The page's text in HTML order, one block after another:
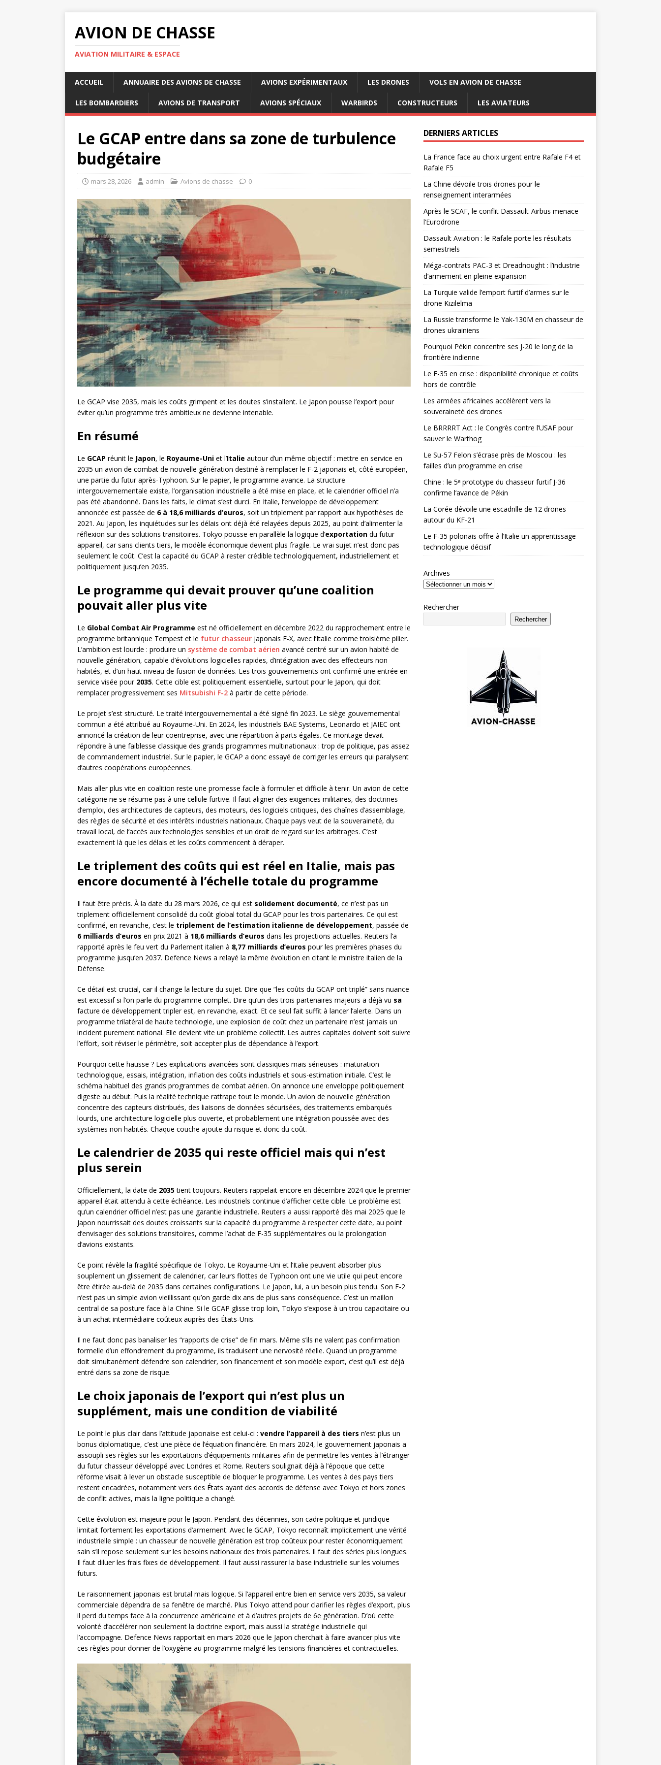
AVION DE CHASSE
AVIATION MILITAIRE & ESPACE
ACCUEIL ANNUAIRE DES AVIONS DE CHASSE AVIONS EXPÉRIMENTAUX LES DRONES VOLS EN AVION DE CHASSE
LES BOMBARDIERS AVIONS DE TRANSPORT AVIONS SPÉCIAUX WARBIRDS CONSTRUCTEURS LES AVIATEURS
Le GCAP entre dans sa zone de turbulence
budgétaire
mars 28, 2026 admin Avions de chasse 0
Le GCAP vise 2035, mais les coûts grimpent et les doutes s’installent. Le Japon pousse l’export pour
éviter qu’un programme très ambitieux ne devienne intenable.
En résumé
Le GCAP réunit le Japon, le Royaume-Uni et l’Italie autour d’un même objectif : mettre en service en
2035 un avion de combat de nouvelle génération destiné à remplacer le F-2 japonais et, côté européen,
une partie du futur après-Typhoon. Sur le papier, le programme avance. La structure
intergouvernementale existe, l’organisation industrielle a été mise en place, et le calendrier officiel n’a
pas été abandonné. Dans les faits, le climat s’est durci. En Italie, l’enveloppe de développement
annoncée est passée de 6 à 18,6 milliards d’euros, soit un triplement par rapport aux hypothèses de
2021. Au Japon, les inquiétudes sur les délais ont déjà été relayées depuis 2025, au point d’alimenter la
réflexion sur des solutions transitoires. Tokyo pousse en parallèle la logique d’exportation du futur
appareil, car sans clients tiers, le modèle économique devient plus fragile. Le vrai sujet n’est donc pas
seulement le coût. C’est la capacité du GCAP à rester crédible technologiquement, industriellement et
politiquement jusqu’en 2035.
Le programme qui devait prouver qu’une coalition
pouvait aller plus vite
Le Global Combat Air Programme est né officiellement en décembre 2022 du rapprochement entre le
programme britannique Tempest et le futur chasseur japonais F-X, avec l’Italie comme troisième pilier.
L’ambition est lourde : produire un système de combat aérien avancé centré sur un avion habité de
nouvelle génération, capable d’évolutions logicielles rapides, d’intégration avec des effecteurs non
habités, et d’un haut niveau de fusion de données. Les trois gouvernements ont confirmé une entrée en
service visée pour 2035. Cette cible est politiquement essentielle, surtout pour le Japon, qui doit
remplacer progressivement ses Mitsubishi F-2 à partir de cette période.
Le projet s’est structuré. Le traité intergouvernemental a été signé fin 2023. Le siège gouvernemental
commun a été attribué au Royaume-Uni. En 2024, les industriels BAE Systems, Leonardo et JAIEC ont
annoncé la création de leur coentreprise, avec une répartition à parts égales. Ce montage devait
répondre à une faiblesse classique des grands programmes multinationaux : trop de politique, pas assez
de commandement industriel. Sur le papier, le GCAP a donc essayé de corriger les erreurs qui paralysent
d’autres coopérations européennes.
Mais aller plus vite en coalition reste une promesse facile à formuler et difficile à tenir. Un avion de cette
catégorie ne se résume pas à une cellule furtive. Il faut aligner des exigences militaires, des doctrines
d’emploi, des architectures de capteurs, des moteurs, des logiciels critiques, des chaînes d’assemblage,
des règles de sécurité et des intérêts industriels nationaux. Chaque pays veut de la souveraineté, du
travail local, de l’accès aux technologies sensibles et un droit de regard sur les arbitrages. C’est
exactement là que les délais et les coûts commencent à déraper.
Le triplement des coûts qui est réel en Italie, mais pas
encore documenté à l’échelle totale du programme
Il faut être précis. À la date du 28 mars 2026, ce qui est solidement documenté, ce n’est pas un
triplement officiellement consolidé du coût global total du GCAP pour les trois partenaires. Ce qui est
confirmé, en revanche, c’est le triplement de l’estimation italienne de développement, passée de
6 milliards d’euros en prix 2021 à 18,6 milliards d’euros dans les projections actuelles. Reuters l’a
rapporté après le feu vert du Parlement italien à 8,77 milliards d’euros pour les premières phases du
programme jusqu’en 2037. Defence News a relayé la même évolution en citant le ministre italien de la
Défense.
Ce détail est crucial, car il change la lecture du sujet. Dire que “les coûts du GCAP ont triplé” sans nuance
est excessif si l’on parle du programme complet. Dire qu’un des trois partenaires majeurs a déjà vu sa
facture de développement tripler est, en revanche, exact. Et ce seul fait suffit à lancer l’alerte. Dans un
programme trilatéral de haute technologie, une explosion de coût chez un partenaire n’est jamais un
incident purement national. Elle devient vite un problème collectif. Les autres capitales doivent soit suivre
l’effort, soit réviser le périmètre, soit accepter plus de dépendance à l’export.
Pourquoi cette hausse ? Les explications avancées sont classiques mais sérieuses : maturation
technologique, essais, intégration, inflation des coûts industriels et sous-estimation initiale. C’est le
schéma habituel des grands programmes de combat aérien. On annonce une enveloppe politiquement
digeste au début. Puis la réalité technique rattrape tout le monde. Un avion de nouvelle génération
concentre des capteurs distribués, des liaisons de données sécurisées, des traitements embarqués
lourds, une architecture logicielle plus ouverte, et probablement une intégration poussée avec des
systèmes non habités. Chaque couche ajoute du risque et donc du coût.
Le calendrier de 2035 qui reste officiel mais qui n’est
plus serein
Officiellement, la date de 2035tient toujours. Reuters rappelait encore en décembre 2024 que le premier
appareil était attendu à cette échéance. Les industriels continue d’afficher cette cible. Le problème est
qu’un calendrier officiel n’est pas une garantie industrielle. Reuters a aussi rapporté dès mai 2025 que le
Japon nourrissait des doutes croissants sur la capacité du programme à respecter cette date, au point
d’envisager des solutions transitoires, comme l’achat de F-35 supplémentaires ou la prolongation
d’avions existants.
Ce point révèle la fragilité spécifique de Tokyo. Le Royaume-Uni et l’Italie peuvent absorber plus
souplement un glissement de calendrier, car leurs flottes de Typhoon ont une vie utile qui peut encore
être étirée au-delà de 2035 dans certaines configurations. Le Japon, lui, a un besoin plus tendu. Son F-2
n’est pas un simple avion vieillissant qu’on garde dix ans de plus sans conséquence. C’est un maillon
central de sa posture face à la Chine. Si le GCAP glisse trop loin, Tokyo s’expose à un trou capacitaire ou
à un achat intermédiaire coûteux auprès des États-Unis.
Il ne faut donc pas banaliser les “rapports de crise” de fin mars. Même s’ils ne valent pas confirmation
formelle d’un effondrement du programme, ils traduisent une nervosité réelle. Quand un programme
doit simultanément défendre son calendrier, son financement et son modèle export, c’est qu’il est déjà
entré dans sa zone de risque.
Le choix japonais de l’export qui n’est plus un
supplément, mais une condition de viabilité
Le point le plus clair dans l’attitude japonaise est celui-ci : vendre l’appareil à des tiers n’est plus un
bonus diplomatique, c’est une pièce de l’équation financière. En mars 2024, le gouvernement japonais a
assoupli ses règles sur les exportations d’équipements militaires afin de permettre les ventes à l’étranger
du futur chasseur développé avec Londres et Rome. Reuters soulignait déjà à l’époque que cette
réforme visait à lever un obstacle susceptible de bloquer le programme. Les ventes à des pays tiers
restent encadrées, notamment vers des États ayant des accords de défense avec Tokyo et hors zones
de conflit actives, mais la ligne politique a changé.
Cette évolution est majeure pour le Japon. Pendant des décennies, son cadre politique et juridique
limitait fortement les exportations d’armement. Avec le GCAP, Tokyo reconnaît implicitement une vérité
industrielle simple : un chasseur de nouvelle génération est trop coûteux pour rester économiquement
sain s’il repose seulement sur les besoins nationaux des trois partenaires. Il faut des séries plus longues.
Il faut diluer les frais fixes de développement. Il faut aussi rassurer la base industrielle sur les volumes
futurs.
Le raisonnement japonais est brutal mais logique. Si l’appareil entre bien en service vers 2035, sa valeur
commerciale dépendra de sa fenêtre de marché. Plus Tokyo attend pour clarifier les règles d’export, plus
il perd du temps face à la concurrence américaine et à d’autres projets de 6e génération. D’où cette
volonté d’accélérer non seulement la doctrine export, mais aussi la stratégie industrielle qui
l’accompagne. Defence News rapportait en mars 2026 que le Japon cherchait à faire avancer plus vite
ces règles pour donner de l’oxygène au programme malgré les tensions financières et contractuelles.
DERNIERS ARTICLES
La France face au choix urgent entre Rafale F4 et
Rafale F5
La Chine dévoile trois drones pour le
renseignement interarmées
Après le SCAF, le conflit Dassault-Airbus menace
l’Eurodrone
Dassault Aviation : le Rafale porte les résultats
semestriels
Méga-contrats PAC-3 et Dreadnought : l’industrie
d’armement en pleine expansion
La Turquie valide l’emport furtif d’armes sur le
drone Kızılelma
La Russie transforme le Yak-130M en chasseur de
drones ukrainiens
Pourquoi Pékin concentre ses J-20 le long de la
frontière indienne
Le F-35 en crise : disponibilité chronique et coûts
hors de contrôle
Les armées africaines accélèrent vers la
souveraineté des drones
Le BRRRRT Act : le Congrès contre l’USAF pour
sauver le Warthog
Le Su-57 Felon s’écrase près de Moscou : les
failles d’un programme en crise
Chine : le 5ᵉ prototype du chasseur furtif J-36
confirme l’avance de Pékin
La Corée dévoile une escadrille de 12 drones
autour du KF-21
Le F-35 polonais offre à l’Italie un apprentissage
technologique décisif
Archives
Rechercher
Rechercher